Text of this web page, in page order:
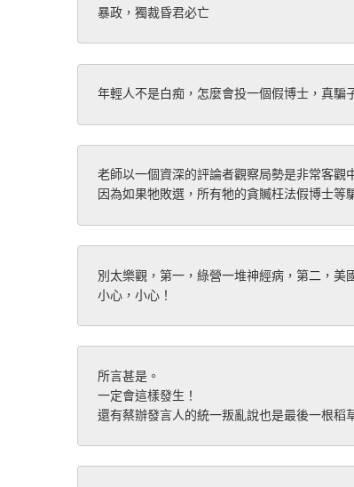
暴政，獨裁昏君必亡
年輕人不是白痴，怎麼會投一個假博士，真騙
老師以一個資深的評論者觀察局勢是非常客觀
因為如果牠敗選，所有牠的貪贓枉法假博士等
別太樂觀，第一，綠營一堆神經病，第二，美
小心，小心！
所言甚是。
一定會這樣發生！
還有蔡辦發言人的統一叛亂說也是最後一根稻